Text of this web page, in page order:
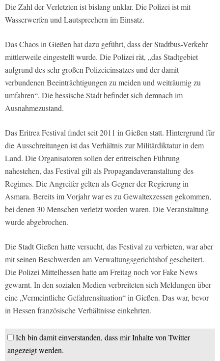
Die Zahl der Verletzten ist bislang unklar. Die Polizei ist mit
Wasserwerfen und Lautsprechern im Einsatz.
Das Chaos in Gießen hat dazu geführt, dass der Stadtbus-Verkehr
mittlerweile eingestellt wurde. Die Polizei rät, „das Stadtgebiet
aufgrund des sehr großen Polizeieinsatzes und der damit
verbundenen Beeinträchtigungen zu meiden und weiträumig zu
umfahren“. Die hessische Stadt befindet sich demnach im
Ausnahmezustand.
Das Eritrea Festival findet seit 2011 in Gießen statt. Hintergrund für
die Ausschreitungen ist das Verhältnis zur Militärdiktatur in dem
Land. Die Organisatoren sollen der eritreischen Führung
nahestehen, das Festival gilt als Propagandaveranstaltung des
Regimes. Die Angreifer gelten als Gegner der Regierung in
Asmara. Bereits im Vorjahr war es zu Gewaltexzessen gekommen,
bei denen 30 Menschen verletzt worden waren. Die Veranstaltung
wurde abgebrochen.
Die Stadt Gießen hatte versucht, das Festival zu verbieten, war aber
mit seinen Beschwerden am Verwaltungsgerichtshof gescheitert.
Die Polizei Mittelhessen hatte am Freitag noch vor Fake News
gewarnt. In den sozialen Medien verbreiteten sich Meldungen über
eine „Vermeintliche Gefahrensituation“ in Gießen. Das war, bevor
in Hessen französische Verhältnisse einkehrten.
Ich bin damit einverstanden, dass mir Inhalte von Twitter
angezeigt werden.